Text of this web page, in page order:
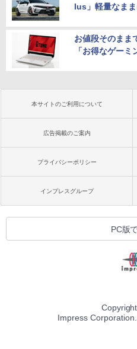
lus」軽量なま
お値段そのまま
「お得なゲーミ
本サイトのご利用について
広告掲載のご案内
プライバシーポリシー
インプレスグループ
PC版
Impress